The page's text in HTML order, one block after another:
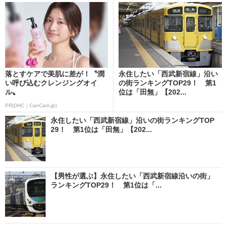
落とすケアで美肌に差が！〝潤
い呼び込むクレンジングオイ
ル〟
PR(DHC｜CanCam.jp)
永住したい「西武新宿線」沿い
の街ランキングTOP29！ 第1
位は「田無」【202...
永住したい「西武新宿線」沿いの街ランキングTOP
29！ 第1位は「田無」【202...
【男性が選ぶ】永住したい「西武新宿線沿いの街」
ランキングTOP29！ 第1位は「...